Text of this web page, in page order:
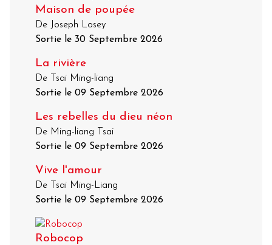
Maison de poupée
De Joseph Losey
Sortie le 30 Septembre 2026
La rivière
De Tsai Ming-liang
Sortie le 09 Septembre 2026
Les rebelles du dieu néon
De Ming-liang Tsai
Sortie le 09 Septembre 2026
Vive l'amour
De Tsai Ming-Liang
Sortie le 09 Septembre 2026
Robocop